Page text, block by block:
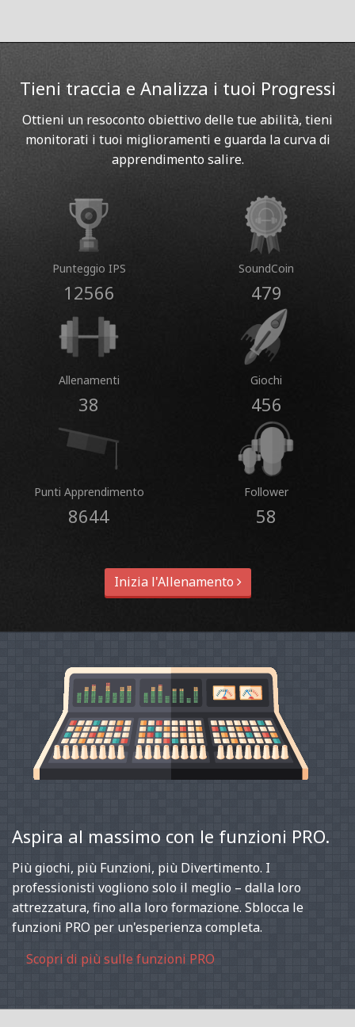
Tieni traccia e Analizza i tuoi Progressi
Ottieni un resoconto obiettivo delle tue abilità, tieni
monitorati i tuoi miglioramenti e guarda la curva di
apprendimento salire.
Punteggio IPS
12566
SoundCoin
479
Allenamenti
38
Giochi
456
Punti Apprendimento
8644
Follower
58
Inizia l'Allenamento
Aspira al massimo con le funzioni PRO.
Più giochi, più Funzioni, più Divertimento. I
professionisti vogliono solo il meglio – dalla loro
attrezzatura, fino alla loro formazione. Sblocca le
funzioni PRO per un'esperienza completa.
Scopri di più sulle funzioni PRO